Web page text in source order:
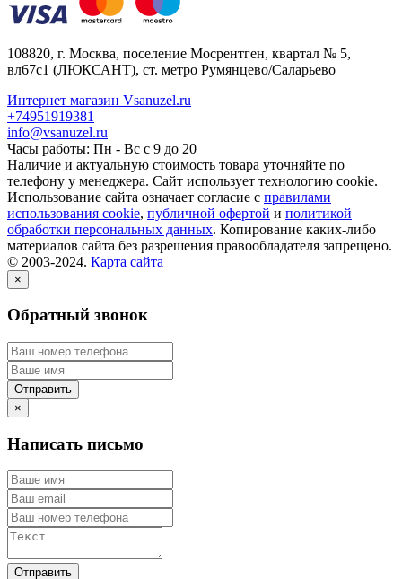
108820, г. Москва, поселение Мосрентген, квартал № 5,
вл67с1 (ЛЮКСАНТ), ст. метро Румянцево/Саларьево
Интернет магазин Vsanuzel.ru
+74951919381
info@vsanuzel.ru
Часы работы: Пн - Вс с 9 до 20
Наличие и актуальную стоимость товара уточняйте по
телефону у менеджера. Сайт использует технологию cookie.
Использование сайта означает согласие с правилами
использования cookie, публичной офертой и политикой
обработки персональных данных. Копирование каких-либо
материалов сайта без разрешения правообладателя запрещено.
© 2003-2024. Карта сайта
×
Обратный звонок
×
Написать письмо